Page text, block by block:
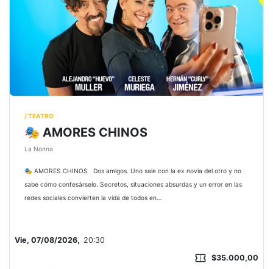
/ TEATRO
🎭 AMORES CHINOS
La Nonna
🎭 AMORES CHINOS Dos amigos. Uno sale con la ex novia del otro y no
sabe cómo confesárselo. Secretos, situaciones absurdas y un error en las
redes sociales convierten la vida de todos en…
Vie, 07/08/2026, 20:30
confirmation_number $35.000,00